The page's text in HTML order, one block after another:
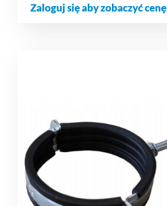
Zaloguj się aby zobaczyć cenę